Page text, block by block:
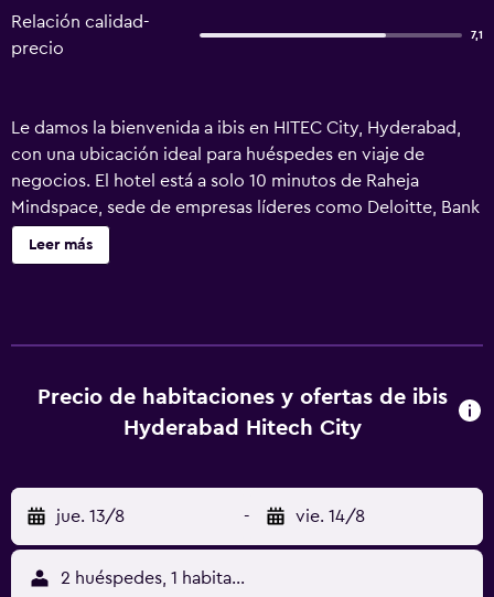
Relación calidad-
precio
7,1
Le damos la bienvenida a ibis en HITEC City, Hyderabad,
con una ubicación ideal para huéspedes en viaje de
negocios. El hotel está a solo 10 minutos de Raheja
Mindspace, sede de empresas líderes como Deloitte, Bank
of America, IBM, Accenture, JPMorgan, Meta, HSBC y
Qualcomm. El hotel, cerca de Cyber Towers, está a 15 min
Leer más
Precio de habitaciones y ofertas de ibis
Hyderabad Hitech City
jue. 13/8 - vie. 14/8
2 huéspedes, 1 habitación